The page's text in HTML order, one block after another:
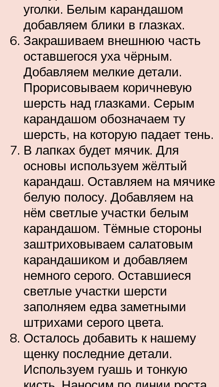
уголки. Белым карандашом
добавляем блики в глазках.
Закрашиваем внешнюю часть
оставшегося уха чёрным.
Добавляем мелкие детали.
Прорисовываем коричневую
шерсть над глазками. Серым
карандашом обозначаем ту
шерсть, на которую падает тень.
В лапках будет мячик. Для
основы используем жёлтый
карандаш. Оставляем на мячике
белую полосу. Добавляем на
нём светлые участки белым
карандашом. Тёмные стороны
заштриховываем салатовым
карандашиком и добавляем
немного серого. Оставшиеся
светлые участки шерсти
заполняем едва заметными
штрихами серого цвета.
Осталось добавить к нашему
щенку последние детали.
Используем гуашь и тонкую